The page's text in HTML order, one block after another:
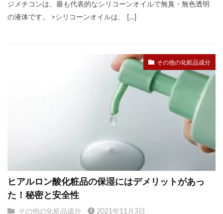
ジメチコンは、最も代表的なシリコーンオイルで無臭・無色透明
の液体です。 >シリコーンオイルは、 […]
その他の化粧品成分
ヒアルロン酸化粧品の保湿にはデメリットがあっ
た！秘密と安全性
その他の化粧品成分 2021年11月3日